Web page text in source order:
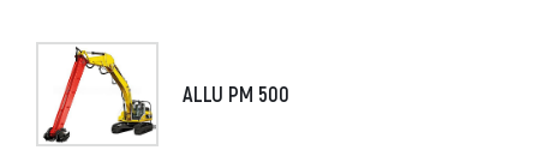
ALLU PM 500